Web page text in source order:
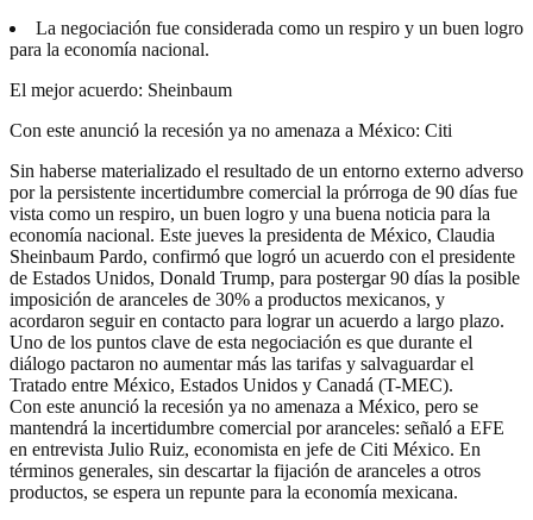
La negociación fue considerada como un respiro y un buen logro
para la economía nacional.
El mejor acuerdo: Sheinbaum
Con este anunció la recesión ya no amenaza a México: Citi
Sin haberse materializado el resultado de un entorno externo adverso
por la persistente incertidumbre comercial la prórroga de 90 días fue
vista como un respiro, un buen logro y una buena noticia para la
economía nacional. Este jueves la presidenta de México, Claudia
Sheinbaum Pardo, confirmó que logró un acuerdo con el presidente
de Estados Unidos, Donald Trump, para postergar 90 días la posible
imposición de aranceles de 30% a productos mexicanos, y
acordaron seguir en contacto para lograr un acuerdo a largo plazo.
Uno de los puntos clave de esta negociación es que durante el
diálogo pactaron no aumentar más las tarifas y salvaguardar el
Tratado entre México, Estados Unidos y Canadá (T-MEC).
Con este anunció la recesión ya no amenaza a México, pero se
mantendrá la incertidumbre comercial por aranceles: señaló a EFE
en entrevista Julio Ruiz, economista en jefe de Citi México. En
términos generales, sin descartar la fijación de aranceles a otros
productos, se espera un repunte para la economía mexicana.